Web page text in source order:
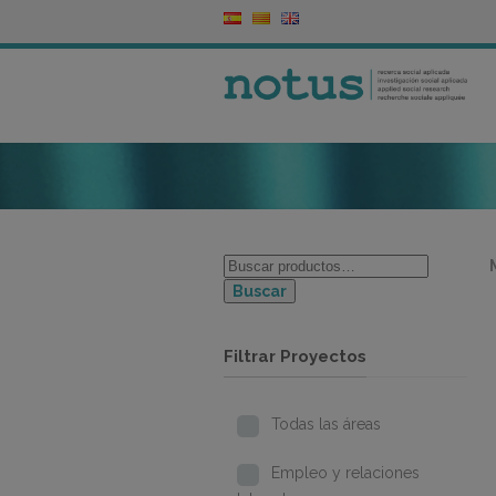
Buscar
Filtrar Proyectos
Todas las áreas
Empleo y relaciones